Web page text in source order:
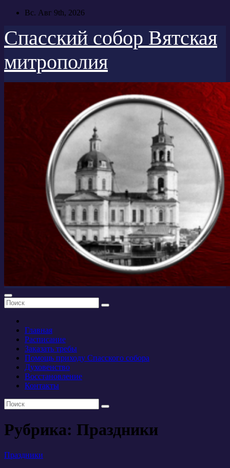
Перейти
содержимому
Вс. Авг 9th, 2026
Спасский собор Вятская
митрополия
Главная
Расписание
Заказать требы
Помощь приходу Спасского собора
Духовенство
Восстановление
Контакты
Рубрика: Праздники
Праздники